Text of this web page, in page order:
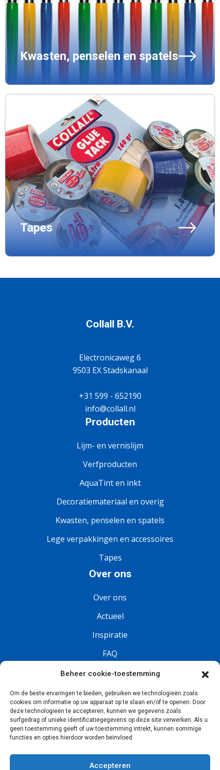
Beheer cookie-toestemming
Om de beste ervaringen te bieden, gebruiken we technologieën zoals
cookies om informatie op uw apparaat op te slaan en/of te openen. Door
deze technologieën te accepteren, kunnen we gegevens zoals
surfgedrag of unieke identificatiegegevens op deze site verwerken. Als u
geen toestemming geeft of uw toestemming intrekt, kunnen sommige
functies en opties hierdoor worden beïnvloed.
Accepteren
Kwasten, penselen en spatels
Tapes
Collall B.V.
Electronicaweg 6
9503 EX Stadskanaal
+31 599 - 652190
info@collall.nl
Producten
Lijm- en vernislijm
Verfproducten
AquaTint en inkt
Decoratiemateriaal en overig
Kwasten, penselen en spatels
Lege verpakkingen en accessoires
Tapes
Over ons
Over ons
Actueel
Inspiratie
FAQ
Vacatures
Volg ons